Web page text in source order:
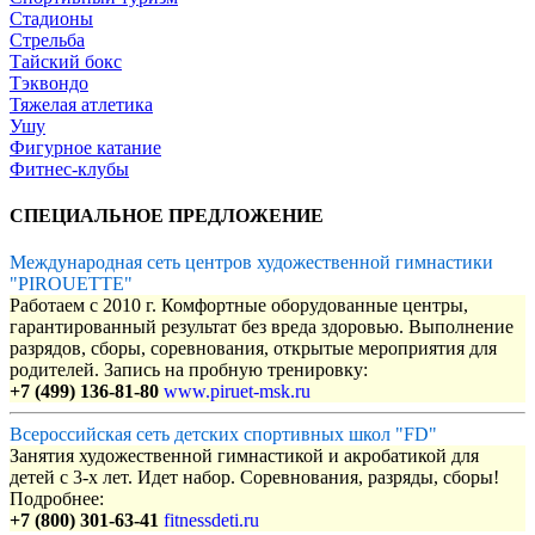
Стадионы
Стрельба
Тайский бокс
Тэквондо
Тяжелая атлетика
Ушу
Фигурное катание
Фитнес-клубы
СПЕЦИАЛЬНОЕ ПРЕДЛОЖЕНИЕ
Международная сеть центров художественной гимнастики
"PIROUETTE"
Работаем с 2010 г. Комфортные оборудованные центры,
гарантированный результат без вреда здоровью. Выполнение
разрядов, сборы, соревнования, открытые мероприятия для
родителей. Запись на пробную тренировку:
+7 (499) 136-81-80 www.piruet-msk.ru
Всероссийская сеть детских спортивных школ "FD"
Занятия художественной гимнастикой и акробатикой для
детей с 3-х лет. Идет набор. Соревнования, разряды, сборы!
Подробнее:
+7 (800) 301-63-41 fitnessdeti.ru